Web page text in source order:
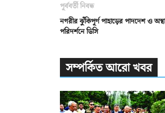
পূর্ববর্তী নিবন্ধ
নগরীর ঝুঁকিপূর্ণ পাহাড়ের পাদদেশ ও
পরিদর্শনে ডিসি
সম্পর্কিত আরো খবর